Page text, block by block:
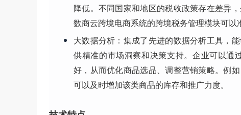
降低。不同国家和地区的税收政策存在差异
数商云跨境电商系统的跨境税务管理模块可以
大数据分析 ：集成了先进的数据分析工具，
供精准的市场洞察和决策支持。企业可以通
好，从而优化商品选品、调整营销策略。例
可以及时增加该类商品的库存和推广力度。